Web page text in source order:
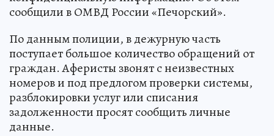
сообщили в ОМВД России «Печорский».
По данным полиции, в дежурную часть
поступает большое количество обращений от
граждан. Аферисты звонят с неизвестных
номеров и под предлогом проверки системы,
разблокировки услуг или списания
задолженности просят сообщить личные
данные.